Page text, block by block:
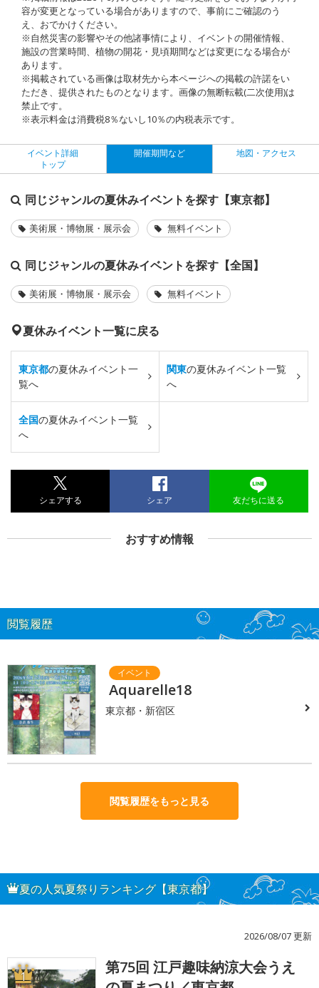
容が変更となっている場合がありますので、事前にご確認のう
え、おでかけください。
※自然災害の影響やその他諸事情により、イベントの開催情報、
施設の営業時間、植物の開花・見頃期間などは変更になる場合が
あります。
※掲載されている画像は取材先から本ページへの掲載の許諾をい
ただき、提供されたものとなります。画像の無断転載(二次使用)は
禁止です。
※表示料金は消費税8％ないし10％の内税表示です。
イベント詳細
トップ
開催期間など 地図・アクセス
同じジャンルの夏休みイベントを探す【東京都】
美術展・博物展・展示会 無料イベント
同じジャンルの夏休みイベントを探す【全国】
美術展・博物展・展示会 無料イベント
夏休みイベント一覧に戻る
東京都の夏休みイベント一
覧へ
関東の夏休みイベント一覧
へ
全国の夏休みイベント一覧
へ
シェアする シェア 友だちに送る
おすすめ情報
閲覧履歴
Aquarelle18
東京都・新宿区
閲覧履歴をもっと見る
夏の人気夏祭りランキング【東京都】
2026/08/07 更新
1
第75回 江戸趣味納涼大会うえ